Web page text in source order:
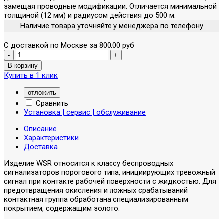
замещая проводные модификации. Отличается минимальной
толщиной (12 мм) и радиусом действия до 500 м.
Наличие товара уточняйте у менеджера по телефону
С доставкой по Москве за 800.00 руб
Купить в 1 клик
отложить
Сравнить
Установка | сервис | обслуживание
Описание
Характеристики
Доставка
Изделие WSR относится к классу беспроводных
сигнализаторов порогового типа, инициирующих тревожный
сигнал при контакте рабочей поверхности с жидкостью. Для
предотвращения окисления и ложных срабатываний
контактная группа обработана специализированным
покрытием, содержащим золото.